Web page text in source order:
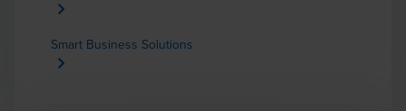
Smart Business Solutions